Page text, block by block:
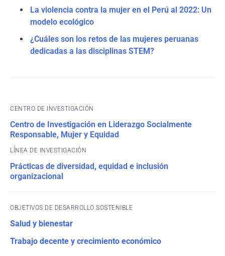
La violencia contra la mujer en el Perú al 2022: Un
modelo ecológico
¿Cuáles son los retos de las mujeres peruanas
dedicadas a las disciplinas STEM?
CENTRO DE INVESTIGACIÓN
Centro de Investigación en Liderazgo Socialmente
Responsable, Mujer y Equidad
Prácticas de diversidad, equidad e inclusión
organizacional
OBJETIVOS DE DESARROLLO SOSTENIBLE
Salud y bienestar
Trabajo decente y crecimiento económico